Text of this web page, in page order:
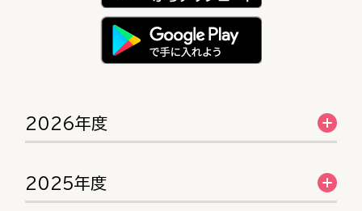
2026年度
2025年度